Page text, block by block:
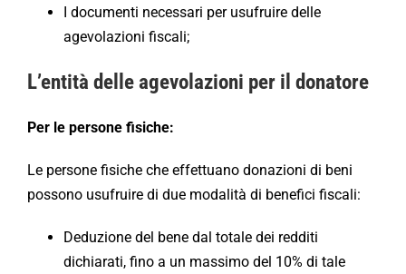
I documenti necessari per usufruire delle
agevolazioni fiscali;
L’entità delle agevolazioni per il donatore
Per le persone fisiche:
Le persone fisiche che effettuano donazioni di beni
possono usufruire di due modalità di benefici fiscali:
Deduzione del bene dal totale dei redditi
dichiarati, fino a un massimo del 10% di tale